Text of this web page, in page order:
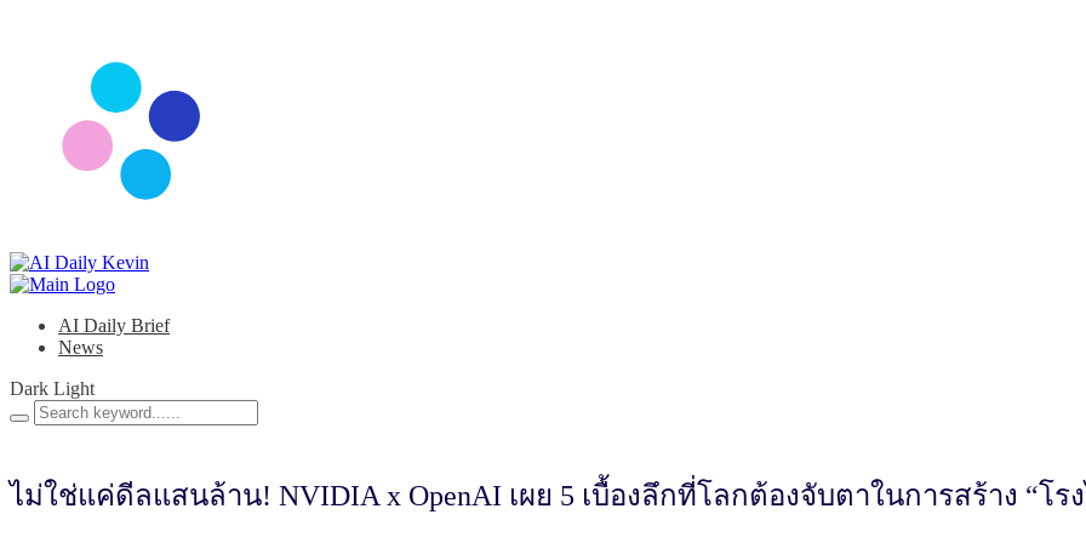
AI Daily Brief
News
Dark Light
ไม่ใช่แค่ดีลแสนล้าน! NVIDIA x OpenAI เผย 5 เบื้องลึกที่โลกต้องจับตาในการสร้าง “โร